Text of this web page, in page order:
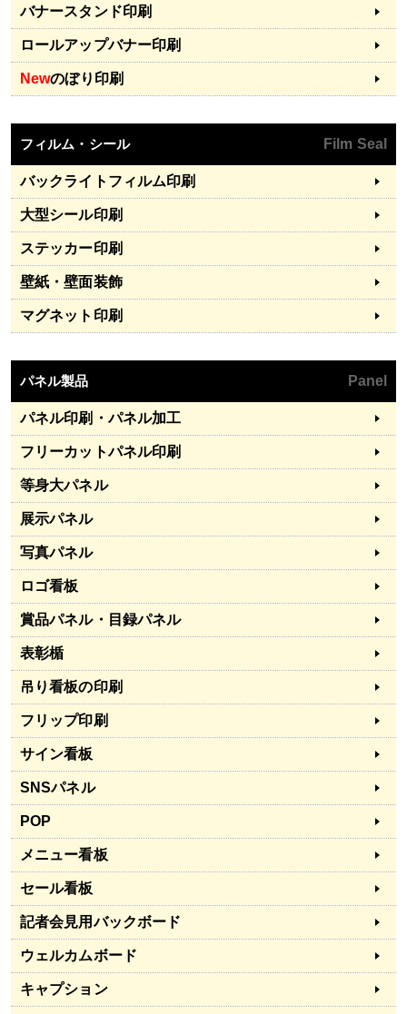
バナースタンド印刷
ロールアップバナー印刷
Newのぼり印刷
フィルム・シール Film Seal
バックライトフィルム印刷
大型シール印刷
ステッカー印刷
壁紙・壁面装飾
マグネット印刷
パネル製品 Panel
パネル印刷・パネル加工
フリーカットパネル印刷
等身大パネル
展示パネル
写真パネル
ロゴ看板
賞品パネル・目録パネル
表彰楯
吊り看板の印刷
フリップ印刷
サイン看板
SNSパネル
POP
メニュー看板
セール看板
記者会見用バックボード
ウェルカムボード
キャプション